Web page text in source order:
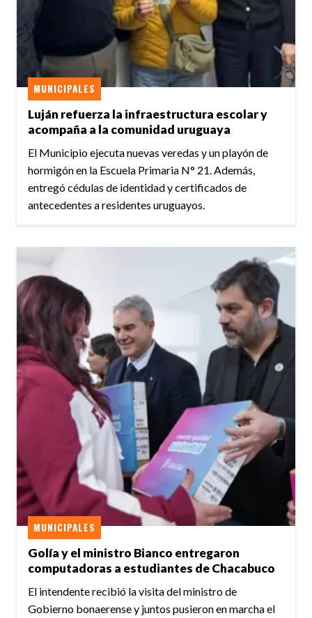
Luján refuerza la infraestructura escolar y
acompaña a la comunidad uruguaya
MUNICIPALES
El Municipio ejecuta nuevas veredas y un playón de
hormigón en la Escuela Primaria N° 21. Además,
entregó cédulas de identidad y certificados de
antecedentes a residentes uruguayos.
Golía y el ministro Bianco entregaron
computadoras a estudiantes de Chacabuco
MUNICIPALES
El intendente recibió la visita del ministro de
Gobierno bonaerense y juntos pusieron en marcha el